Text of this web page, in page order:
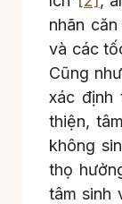
nhãn
và các
Cũng
xác định
thiện,
không
thọ
tâm sinh